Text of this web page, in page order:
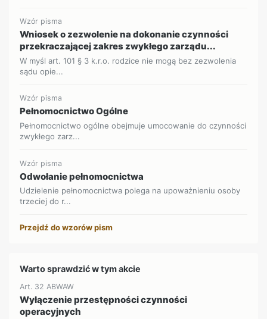
Wzór pisma
Wniosek o zezwolenie na dokonanie czynności
przekraczającej zakres zwykłego zarządu...
W myśl art. 101 § 3 k.r.o. rodzice nie mogą bez zezwolenia
sądu opie...
Wzór pisma
Pełnomocnictwo Ogólne
Pełnomocnictwo ogólne obejmuje umocowanie do czynności
zwykłego zarz...
Wzór pisma
Odwołanie pełnomocnictwa
Udzielenie pełnomocnictwa polega na upoważnieniu osoby
trzeciej do r...
Przejdź do wzorów pism
Warto sprawdzić w tym akcie
Art. 32 ABWAW
Wyłączenie przestępności czynności
operacyjnych